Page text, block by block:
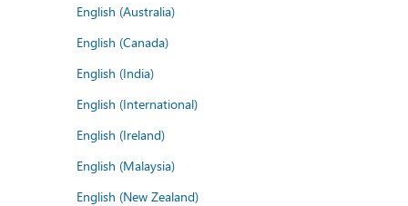
English (Australia)
English (Canada)
English (India)
English (International)
English (Ireland)
English (Malaysia)
English (New Zealand)